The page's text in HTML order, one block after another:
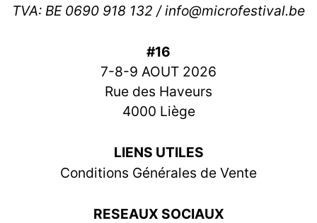
TVA: BE 0690 918 132 / info@microfestival.be
#16
7-8-9 AOUT 2026
Rue des Haveurs
4000 Liège
LIENS UTILES
Conditions Générales de Vente
RESEAUX SOCIAUX